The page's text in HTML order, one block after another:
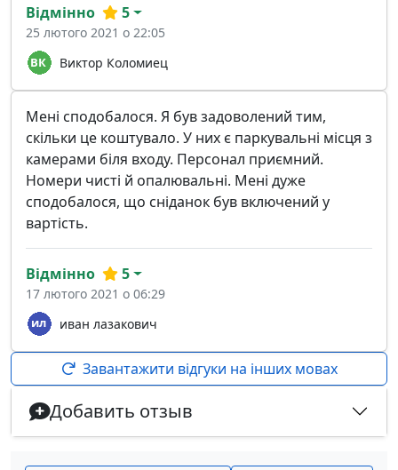
Виктор Коломиец
Відмінно 5
25 лютого 2021 о 22:05
Мені сподобалося. Я був задоволений тим,
скільки це коштувало. У них є паркувальні місця з
камерами біля входу. Персонал приємний.
Номери чисті й опалювальні. Мені дуже
сподобалося, що сніданок був включений у
вартість.
иван лазакович
Відмінно 5
17 лютого 2021 о 06:29
Завантажити відгуки на інших мовах
Добавить отзыв